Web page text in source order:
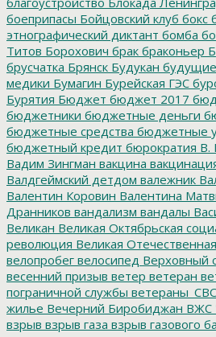
боеприпасы Бойцовский клуб бокс
этнографический диктант бомба
Титов Борохович брак браконьер
брусчатка Брянск Будукан
медики Бумагин Бурейская ГЭС
Бурятия Бюджет бюджет 2017
бюджетники бюджетные деньги
бюджетные средства бюджетные
бюджетный кредит бюрократия В.
Вадим Зингман вакцина
Валдгеймский детдом валежник
Валентин Коровин Валентина
Дранников вандализм вандалы
Великан Великая Октябрьская
революция Великая
велопробег велосипед Верховный
весенний призыв ветер ветеран
пограничной службы
жилье Вечерний Биробиджан ВЖС
взрыв взрыв газа взрыв газового